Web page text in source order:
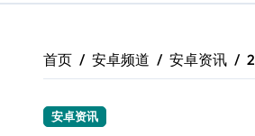
S25+闪亮登场，
S26+颜值暴增！
首页 安卓频道 安卓资讯
安卓资讯